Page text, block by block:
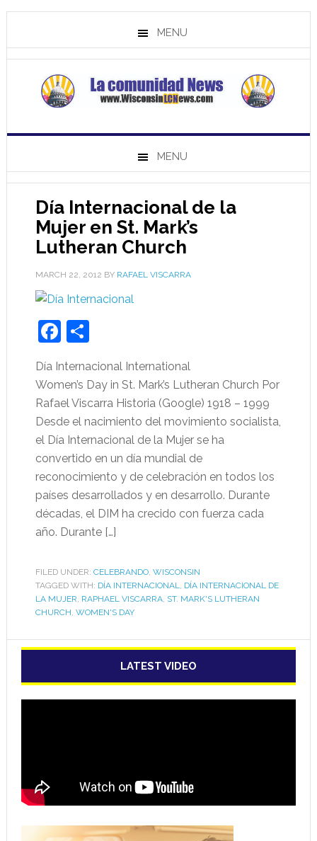
MENU
MENU
Día Internacional de la
Mujer en St. Mark’s
Lutheran Church
MARCH 22, 2012 BY RAFAEL VISCARRA
Facebook
Share
Día Internacional International
Women’s Day in St. Mark’s Lutheran Church Por
Rafael Viscarra Historia (Google) 1918 – 1999
Desde el nacimiento del movimiento socialista,
el Día Internacional de la Mujer se ha
convertido en un día mundial de
reconocimiento y de celebración en todos los
países desarrollados y en desarrollo. Durante
décadas, el DIM ha crecido con fuerza cada
año. Durante […]
FILED UNDER: CELEBRANDO, WISCONSIN
TAGGED WITH: DÍA INTERNACIONAL, DÍA INTERNACIONAL DE
LA MUJER, RAPHAEL VISCARRA, ST. MARK'S LUTHERAN
CHURCH, WOMEN'S DAY
LATEST VIDEO